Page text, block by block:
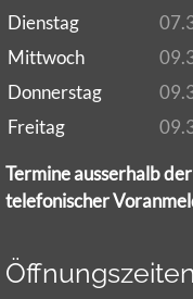
Dienstag
Mittwoch
Donnerstag
Freitag
Termine ausserhalb
telefonischer